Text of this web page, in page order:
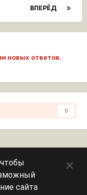
ВПЕРЁД
новых ответов.
0
сайта
×